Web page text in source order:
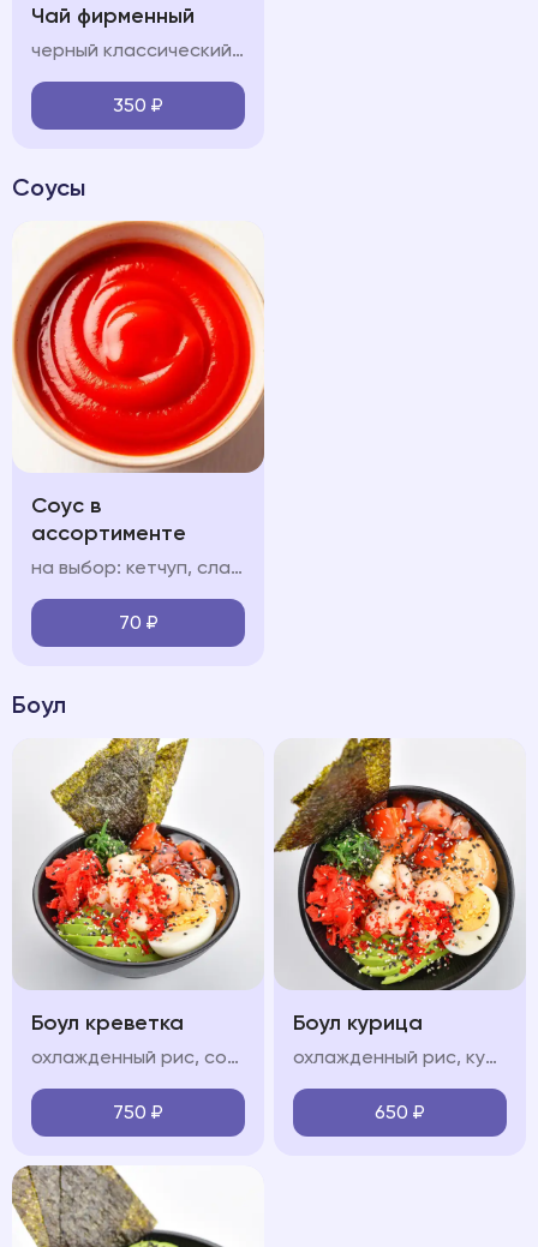
Чай фирменный
черный классический/Зеленый классический/Горные травы/Лесные ягоды
350 ₽
Соусы
Соус в
ассортименте
на выбор: кетчуп, сладкий чили соус чесночный, сырный
70 ₽
Боул
Боул креветка
охлажденный рис, сочные тигровые креветки, свежие овощи (огурец, авокадо, черри), яйцо, водоросли чукка, нори, икра "тобико", соус "терияки", соус "спайси", кунжут
750 ₽
Боул курица
охлажденный рис, куриная грудка, обжаренные в соусе терияки, свежие овощи (огурец, авокадо, черри), яйцо, водоросли чукка, нори, икра "тобико", соус "терияки", соус "спайси", кунжут
650 ₽